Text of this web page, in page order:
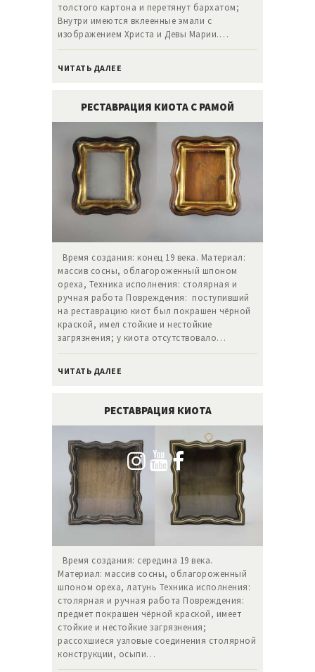
толстого картона и перетянут бархатом;
Внутри имеются вклеенные эмали с
изображением Христа и Девы Марии.…
ЧИТАТЬ ДАЛЕЕ
РЕСТАВРАЦИЯ КИОТА С РАМОЙ
Время создания: конец 19 века. Материал:
массив сосны, облагороженный шпоном
ореха, Техника исполнения: столярная и
ручная работа Повреждения: поступивший
на реставрацию киот был покрашен чёрной
краской, имел стойкие и нестойкие
загрязнения; у киота отсутствовало…
ЧИТАТЬ ДАЛЕЕ
РЕСТАВРАЦИЯ КИОТА
Время создания: середина 19 века.
Материал: массив сосны, облагороженный
шпоном ореха, латунь Техника исполнения:
столярная и ручная работа Повреждения:
предмет покрашен чёрной краской, имеет
стойкие и нестойкие загрязнения;
рассохшиеся узловые соединения столярной
конструкции, осыпи…